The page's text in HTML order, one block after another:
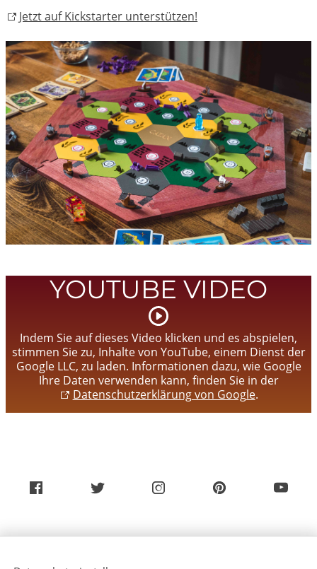
Jetzt auf Kickstarter unterstützen!
YOUTUBE VIDEO
Video
starten
Indem Sie auf dieses Video klicken und es abspielen,
stimmen Sie zu, Inhalte von YouTube, einem Dienst der
Google LLC, zu laden. Informationen dazu, wie Google
Ihre Daten verwenden kann, finden Sie in der
Datenschutzerklärung von Google.